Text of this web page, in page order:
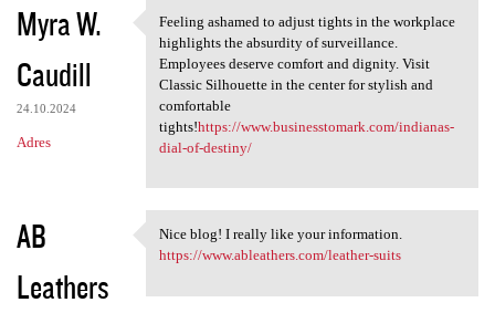
Myra W.
Caudill
24.10.2024
Adres
Feeling ashamed to adjust
Feeling ashamed to adjust tights in the workplace
highlights the absurdity of surveillance.
Employees deserve comfort and dignity. Visit
Classic Silhouette in the center for stylish and
comfortable
tights!https://www.businesstomark.com/indianas-
dial-of-destiny/
AB
Leathers
Nice blog! I really like your
Nice blog! I really like your information.
https://www.ableathers.com/leather-suits